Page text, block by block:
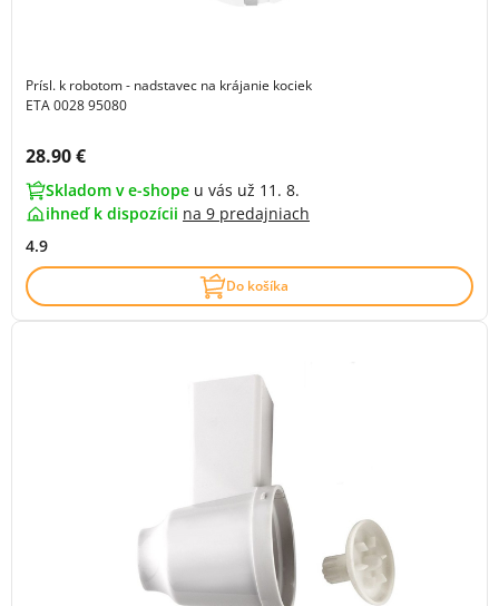
Prísl. k robotom - nadstavec na krájanie kociek
ETA 0028 95080
Cena s DPH:
28.90 €
Skladom v e-shope u vás už 11. 8.
ihneď k dispozícii na 9 predajniach
4.9
Do košíka